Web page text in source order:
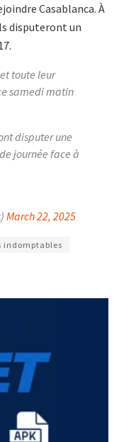
Casablanca. À
disputeront un
toute leur
samedi matin
disputer une
journée face à
March 22, 2025
indomptables